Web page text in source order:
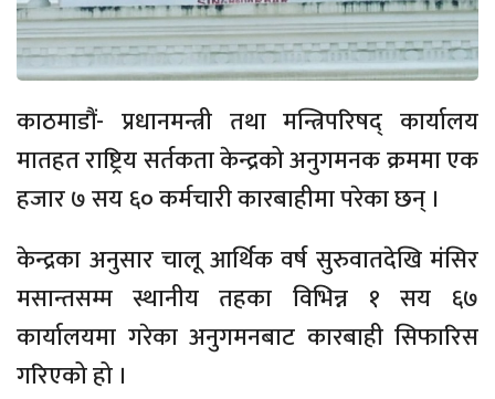
काठमाडौं- प्रधानमन्त्री तथा मन्त्रिपरिषद् कार्यालय
मातहत राष्ट्रिय सर्तकता केन्द्रको अनुगमनक क्रममा एक
हजार ७ सय ६० कर्मचारी कारबाहीमा परेका छन् ।
केन्द्रका अनुसार चालू आर्थिक वर्ष सुरुवातदेखि मंसिर
मसान्तसम्म स्थानीय तहका विभिन्न १ सय ६७
कार्यालयमा गरेका अनुगमनबाट कारबाही सिफारिस
गरिएको हो ।